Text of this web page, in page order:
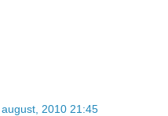
august, 2010 21:45